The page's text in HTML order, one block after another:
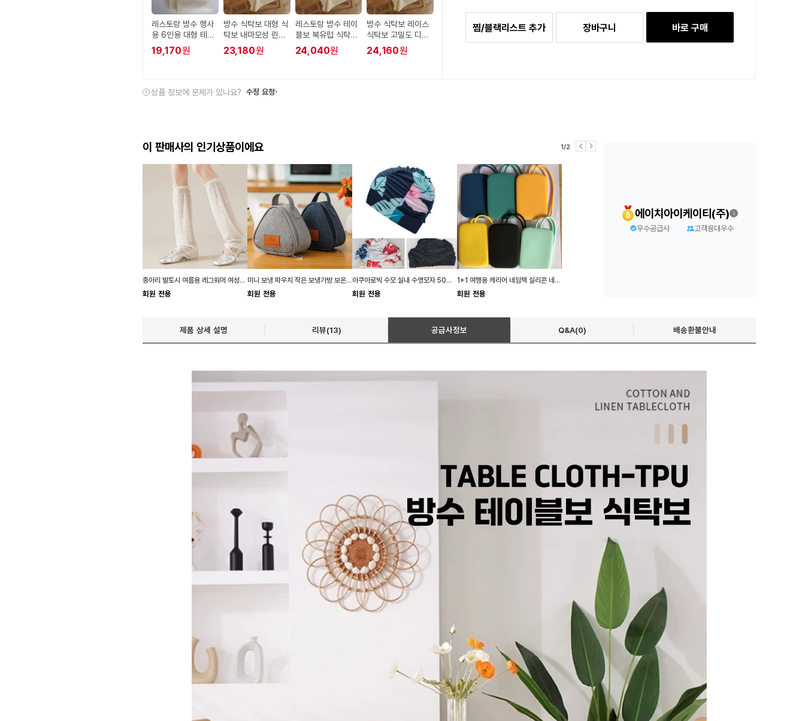
레스토랑 방수 행사
용 6인용 대형 테이
블보 테이블보 식탁
보 식탁보
19,170원
방수 식탁보 대형 식
탁보 내마모성 린넨
6인용 테이블보 방
오 주방 보면
23,180원
레스토랑 방수 테이
블보 북유럽 식탁보
6인용 대형 행사용
카페
24,040원
방수 식탁보 레이스
식탁보 고밀도 디자
인 대형 피크닉 테이
블보 무지 매트
24,160원
찜/블랙리스트 추가 장바구니 바로 구매
상품 정보에 문제가 있나요? 수정 요청
이 판매사의 인기상품이에요 1/2
종아리 발토시 여름용 레그워머 여성용 골프 발토시
회원 전용
미니 보냉 파우치 작은 보냉가방 보온 방수 파우치 도시락
회원 전용
아쿠아로빅 수모 실내 수영모자 50대 여성 수영모 긴머리 수모
회원 전용
1+1 여행용 캐리어 네임텍 실리콘 네임택 방수 네임택 예쁜 러기지택
회원 전용
에이치아이케이티(주)
우수공급사 고객응대우수
제품 상세 설명 리뷰(13) 공급사정보 Q&A(0) 배송환불안내